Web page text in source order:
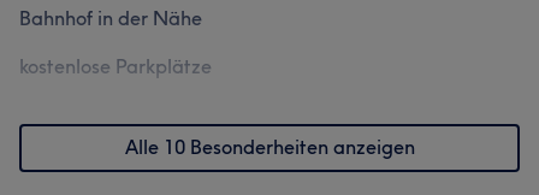
Bahnhof in der Nähe
kostenlose Parkplätze
Alle 10 Besonderheiten anzeigen